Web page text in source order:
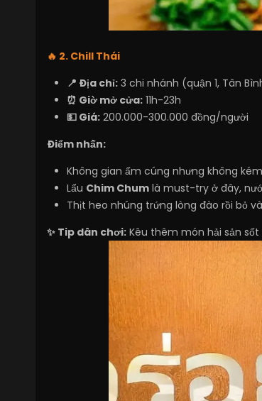
🔥 2. Chill Thái
📍 Địa chỉ: 3 chi nhánh (quận 1, Tân
⏰ Giờ mở cửa: 11h-23h
💵 Giá: 200.000-300.000 đồng/người
Điểm nhấn:
Không gian ấm cúng nhưng không kém
Lẩu Chim Chum là must-try ở đây,
Thịt heo nhúng trứng lòng đào rồi bỏ
✨ Tip dân chơi: Kêu thêm món hải sản